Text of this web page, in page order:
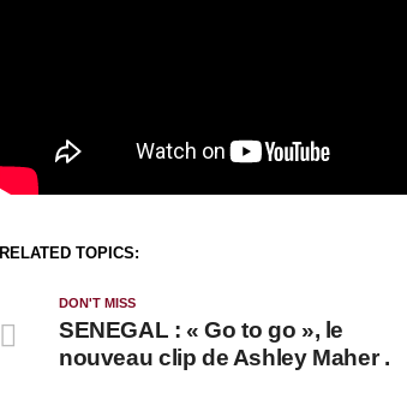
RELATED TOPICS:
DON'T MISS
SENEGAL : « Go to go », le
nouveau clip de Ashley Maher .